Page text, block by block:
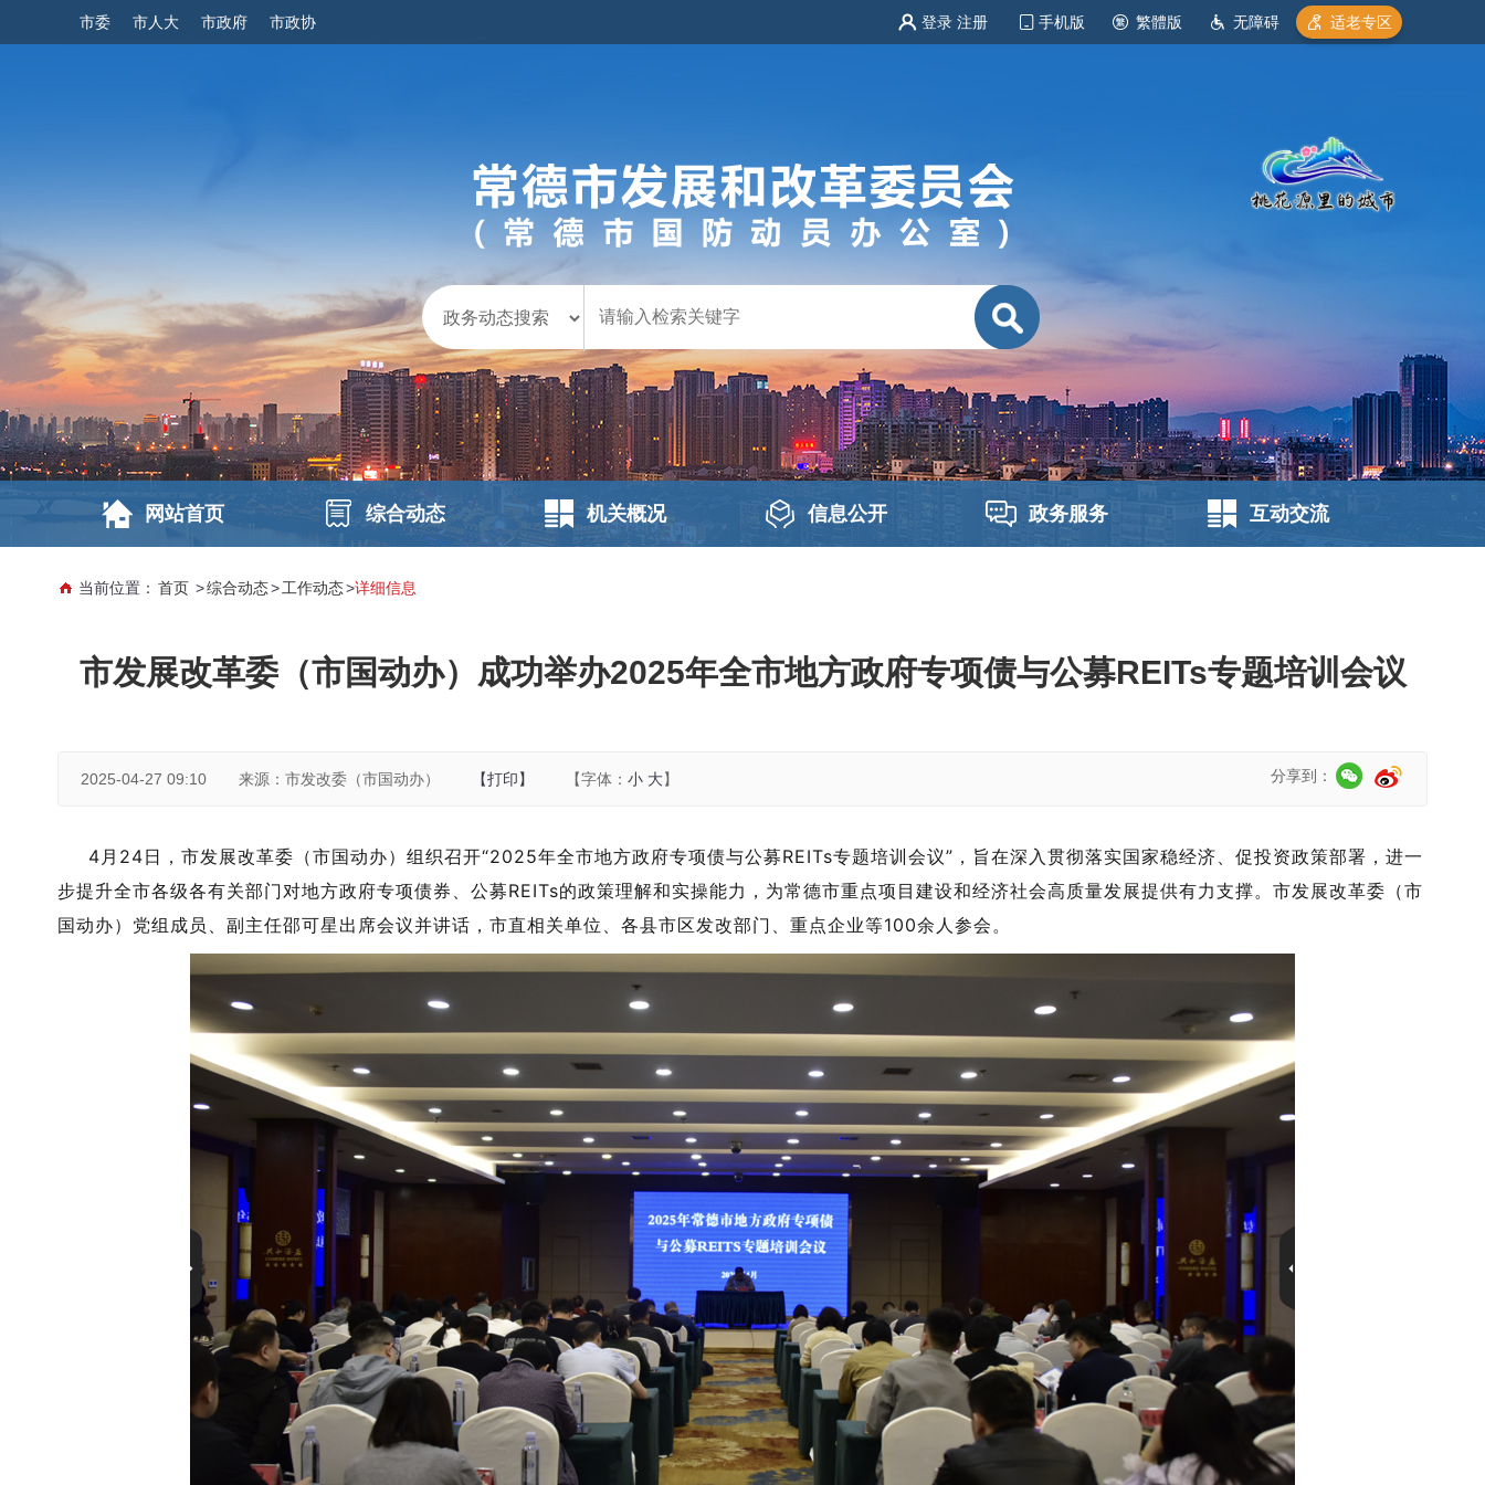
市委 市人大 市政府 市政协 登录 注册 手机版 繁體版 无障碍 适老专区
网站首页 综合动态 机关概况 信息公开 政务服务 互动交流
当前位置： 首页 >综合动态>工作动态>详细信息
市发展改革委（市国动办）成功举办2025年全市地方政府专项债与公募REITs专题培训会议
2025-04-27 09:10 来源：市发改委（市国动办） 分享到：
【打印】 【字体： 小 大】
4月24日 ，市发展改革委 （市国动办） 组织召开“2025年全市地方政府专项债与公募REITs专题培训会议”，旨在深入贯彻落实国家稳经济、促投资政策部署，进一
步提升全市各级各有关部门对地方政府专项债券、公募REITs的政策理解和实操能力，为常德市重点项目建设和经济社会高质量发展提供有力支撑。市发展改革委 （市
国动办） 党组成员 、 副主任邵可星 出席会议并讲话，市直相关单位 、 各县市区发改部门、重点企业等100余 人参会。